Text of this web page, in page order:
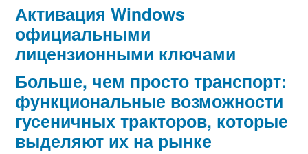
Активация Windows
официальными
лицензионными ключами
Больше, чем просто транспорт:
функциональные возможности
гусеничных тракторов, которые
выделяют их на рынке